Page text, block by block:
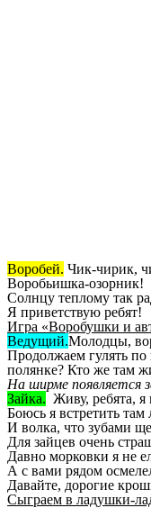
Воробей. Чик-чирик,
Воробьишка-озорник!
Солнцу теплому так
Я приветствую ребят!
Игра «Воробушки и
Ведущий.Молодцы,
Продолжаем гулять по
полянке? Кто же там
На ширме появляется
Зайка. Живу, ребята, я
Боюсь я встретить там
И волка, что зубами
Для зайцев очень
Давно морковки я не
А с вами рядом
Давайте, дорогие
Сыграем в ладушки-